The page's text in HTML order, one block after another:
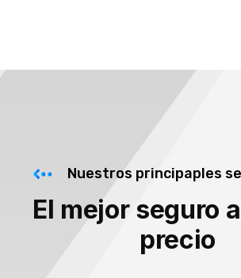
Nuestros principaples
El mejor seguro
precio